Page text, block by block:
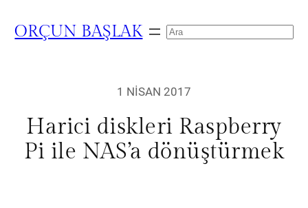
ORÇUN BAŞLAK Search
1 NISAN 2017
Harici diskleri Raspberry
Pi ile NAS’a dönüştürmek